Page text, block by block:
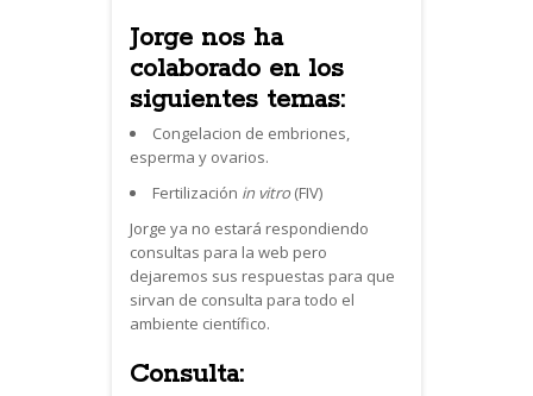
Jorge nos ha
colaborado en los
siguientes temas:
Congelacion de embriones,
esperma y ovarios.
Fertilización in vitro (FIV)
Jorge ya no estará respondiendo
consultas para la web pero
dejaremos sus respuestas para que
sirvan de consulta para todo el
ambiente científico.
Consulta: